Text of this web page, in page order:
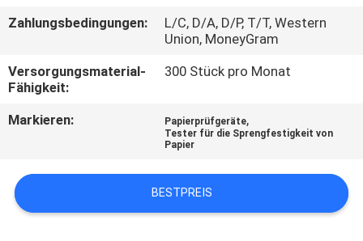
UNS
VERBINDUNG
FORDERN
EIN
ZITAT
Zahlungsbedingungen:
L/C, D/A, D/P, T/T, Western
Union, MoneyGram
Versorgungsmaterial-
Fähigkeit:
300 Stück pro Monat
Markieren: Papierprüfgeräte,
Tester für die Sprengfestigkeit von
Papier
BESTPREIS